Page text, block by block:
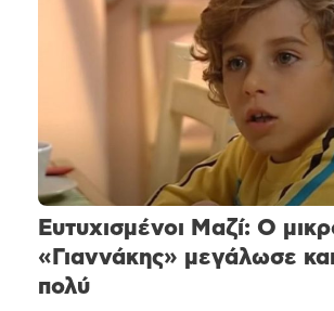
Ευτυχισμένοι Μαζί: Ο
«Γιαννάκης» μεγάλωσε
πολύ